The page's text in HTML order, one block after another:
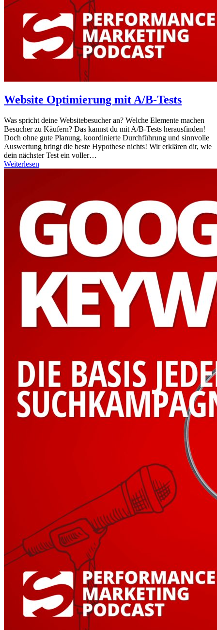
Website Optimierung mit A/B-Tests
Was spricht deine Websitebesucher an? Welche Elemente machen
Besucher zu Käufern? Das kannst du mit A/B-Tests herausfinden!
Doch ohne gute Planung, koordinierte Durchführung und sinnvolle
Auswertung bringt die beste Hypothese nichts! Wir erklären dir, wie
dein nächster Test ein voller…
Weiterlesen